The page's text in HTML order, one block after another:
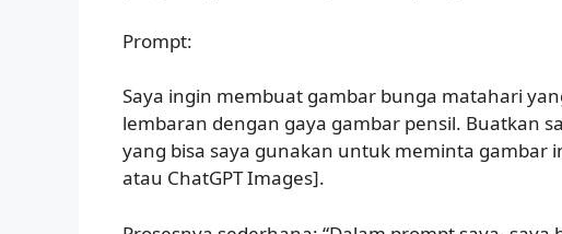
Prompt:
Saya ingin membuat gambar bunga matahari
lembaran dengan gaya gambar pensil. Buatkan
yang bisa saya gunakan untuk meminta gambar
atau ChatGPT Images].